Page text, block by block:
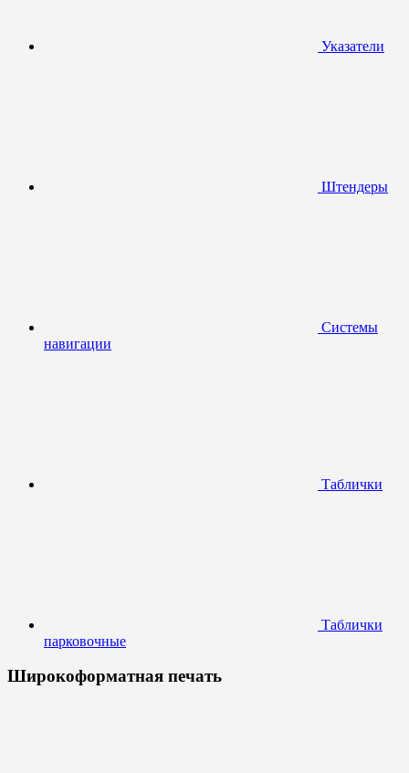
Указатели
Штендеры
Системы
навигации
Таблички
Таблички
парковочные
Широкоформатная печать